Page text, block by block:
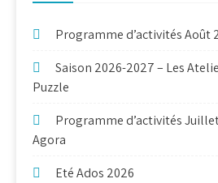
Programme d’activités Août
Saison 2026-2027 – Les
Puzzle
Programme d’activités Juillet
Agora
Eté Ados 2026